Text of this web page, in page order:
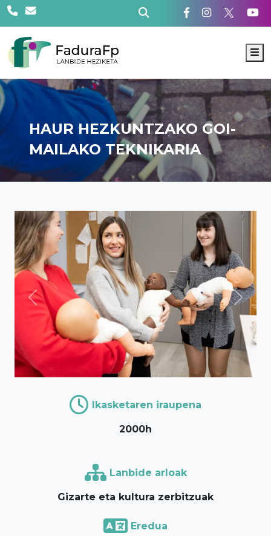
HAUR HEZKUNTZAKO GOI-
MAILAKO TEKNIKARIA
Previous Next
Ikasketaren iraupena
2000h
Lanbide arloak
Gizarte eta kultura zerbitzuak
Eredua